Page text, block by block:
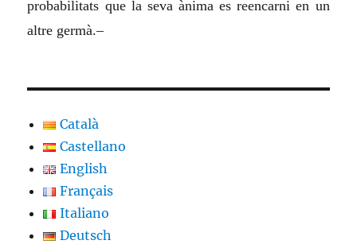
probabilitats que la seva ànima es reencarni en un
altre germà.–
Català
Castellano
English
Français
Italiano
Deutsch